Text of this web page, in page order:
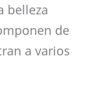
belleza
de
a varios